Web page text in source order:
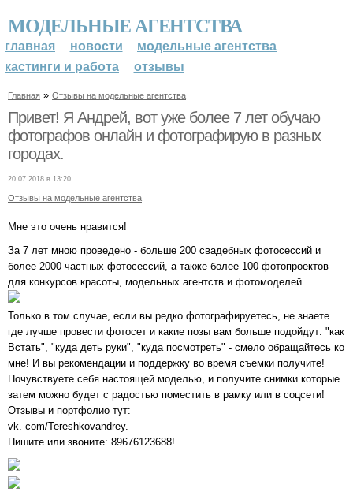
МОДЕЛЬНЫЕ АГЕНТСТВА
главная новости
модельные агентства
кастинги и работа
отзывы
Главная » Отзывы на модельные агентства
Привет! Я Андрей, вот уже более 7 лет обучаю
фотографов онлайн и фотографирую в разных
городах.
20.07.2018 в 13:20
Отзывы на модельные агентства
Мне это очень нравится!
За 7 лет мною проведено - больше 200 свадебных фотосессий и
более 2000 частных фотосессий, а также более 100 фотопроектов
для конкурсов красоты, модельных агентств и фотомоделей.
Только в том случае, если вы редко фотографируетесь, не знаете
где лучше провести фотосет и какие позы вам больше подойдут: "как
Встать", "куда деть руки", "куда посмотреть" - смело обращайтесь ко
мне! И вы рекомендации и поддержку во время съемки получите!
Почувствуете себя настоящей моделью, и получите снимки которые
затем можно будет с радостью поместить в рамку или в соцсети!
Отзывы и портфолио тут:
vk. com/Tereshkovandrey.
Пишите или звоните: 89676123688!